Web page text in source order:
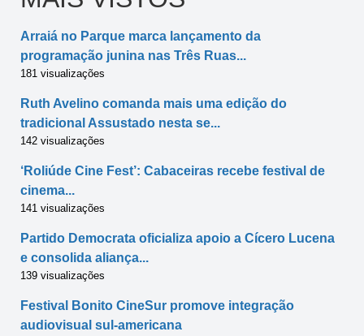
Arraiá no Parque marca lançamento da
programação junina nas Três Ruas...
181 visualizações
Ruth Avelino comanda mais uma edição do
tradicional Assustado nesta se...
142 visualizações
‘Roliúde Cine Fest’: Cabaceiras recebe festival de
cinema...
141 visualizações
Partido Democrata oficializa apoio a Cícero Lucena
e consolida aliança...
139 visualizações
Festival Bonito CineSur promove integração
audiovisual sul-americana